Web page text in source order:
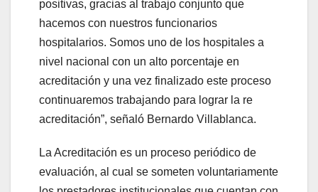
positivas, gracias al trabajo conjunto que
hacemos con nuestros funcionarios
hospitalarios. Somos uno de los hospitales a
nivel nacional con un alto porcentaje en
acreditación y una vez finalizado este proceso
continuaremos trabajando para lograr la re
acreditación”, señaló Bernardo Villablanca.
La Acreditación es un proceso periódico de
evaluación, al cual se someten voluntariamente